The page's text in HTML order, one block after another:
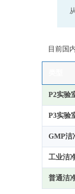
目前国
P2实验
P3实验
GMP洁
工业洁
普通洁